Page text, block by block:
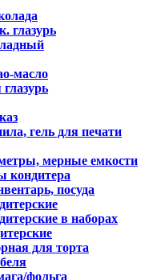
глазурь
масло
гель для печати
мерные емкости
кондитера
посуда
в наборах
для торта
фольга